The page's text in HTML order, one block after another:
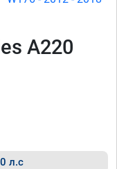
A220
л.с